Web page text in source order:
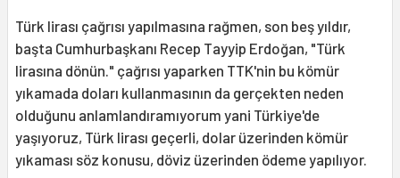
Türk lirası çağrısı yapılmasına rağmen, son beş yıldır,
başta Cumhurbaşkanı Recep Tayyip Erdoğan, "Türk
lirasına dönün." çağrısı yaparken TTK'nin bu kömür
yıkamada doları kullanmasının da gerçekten neden
olduğunu anlamlandıramıyorum yani Türkiye'de
yaşıyoruz, Türk lirası geçerli, dolar üzerinden kömür
yıkaması söz konusu, döviz üzerinden ödeme yapılıyor.